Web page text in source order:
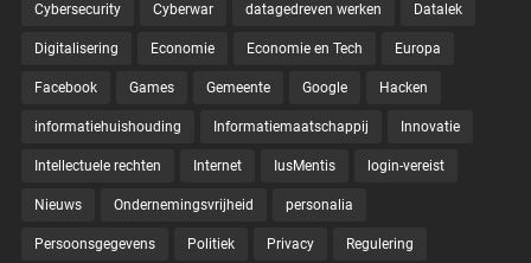
Cybersecurity Cyberwar datagedreven werken Datalek
Digitalisering Economie Economie en Tech Europa
Facebook Games Gemeente Google Hacken
informatiehuishouding Informatiemaatschappij Innovatie
Intellectuele rechten Internet IusMentis login-vereist
Nieuws Ondernemingsvrijheid personalia
Persoonsgegevens Politiek Privacy Regulering